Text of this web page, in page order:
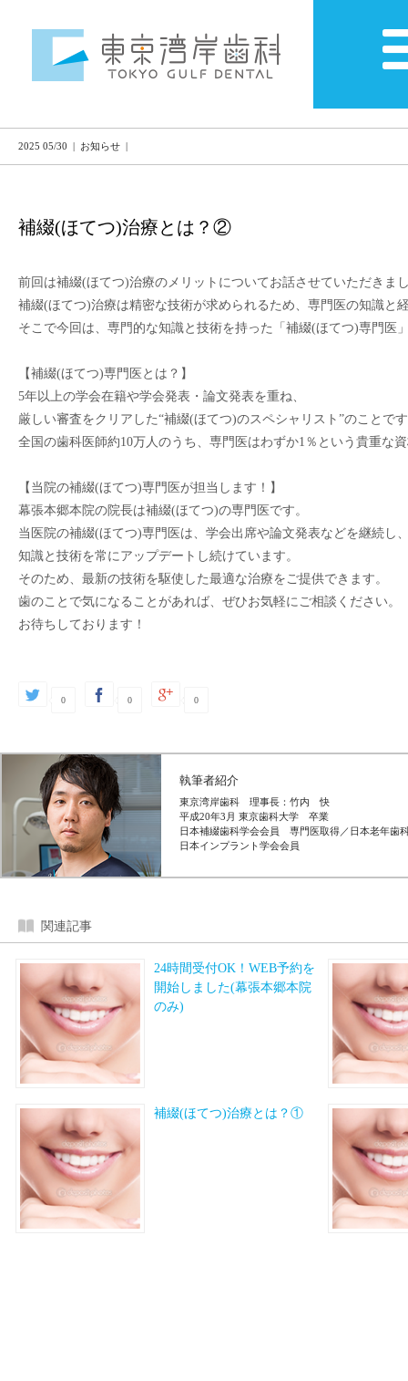
2025 05/30 | お知らせ |
補綴(ほてつ)治療とは？②
前回は補綴(ほてつ)治療のメリットについてお話させていただきま
補綴(ほてつ)治療は精密な技術が求められるため、専門医の知識と
そこで今回は、専門的な知識と技術を持った「補綴(ほてつ)専門医
【補綴(ほてつ)専門医とは？】
5年以上の学会在籍や学会発表・論文発表を重ね、
厳しい審査をクリアした“補綴(ほてつ)のスペシャリスト”のことで
全国の歯科医師約10万人のうち、専門医はわずか1％という貴重な
【当院の補綴(ほてつ)専門医が担当します！】
幕張本郷本院の院長は補綴(ほてつ)の専門医です。
当医院の補綴(ほてつ)専門医は、学会出席や論文発表などを継続し
知識と技術を常にアップデートし続けています。
そのため、最新の技術を駆使した最適な治療をご提供できます。
歯のことで気になることがあれば、ぜひお気軽にご相談ください。
0 0 0
執筆者紹介
東京湾岸歯科 理事長：竹内 快
平成20年3月 東京歯科大学 卒業
日本補綴歯科学会会員 専門医取得／日本老年歯
日本インプラント学会会員
関連記事
24時間受付OK！WEB予約を
開始しました(幕張本郷本院
のみ)
補綴(ほてつ)治療とは？①